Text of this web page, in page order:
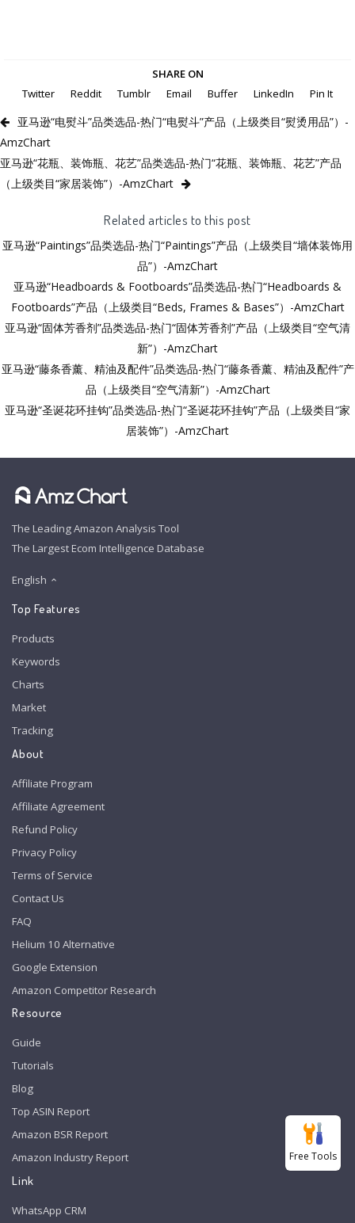
SHARE ON
Twitter
Reddit Tumblr Email Buffer LinkedIn Pin It
亚马逊“电熨斗”品类选品-热门“电熨斗”产品（上级类目“熨烫用品”）-
AmzChart
亚马逊“花瓶、装饰瓶、花艺”品类选品-热门“花瓶、装饰瓶、花艺”产品
（上级类目“家居装饰”）-AmzChart
Related articles to this post
亚马逊“Paintings”品类选品-热门“Paintings”产品（上级类目“墙体装饰用
品”）-AmzChart
亚马逊“Headboards & Footboards”品类选品-热门“Headboards &
Footboards”产品（上级类目“Beds, Frames & Bases”）-AmzChart
亚马逊“固体芳香剂”品类选品-热门“固体芳香剂”产品（上级类目“空气清
新”）-AmzChart
亚马逊“藤条香薰、精油及配件”品类选品-热门“藤条香薰、精油及配件”产
品（上级类目“空气清新”）-AmzChart
亚马逊“圣诞花环挂钩”品类选品-热门“圣诞花环挂钩”产品（上级类目“家
居装饰”）-AmzChart
The Leading Amazon Analysis Tool
The Largest Ecom Intelligence Database
English
Top Features
Products
Keywords
Charts
Market
Tracking
About
Affiliate Program
Affiliate Agreement
Refund Policy
Privacy Policy
Terms of Service
Contact Us
FAQ
Helium 10 Alternative
Google Extension
Amazon Competitor Research
Resource
Guide
Tutorials
Blog
Top ASIN Report
Amazon BSR Report
Amazon Industry Report
Link
WhatsApp CRM
Free Tools